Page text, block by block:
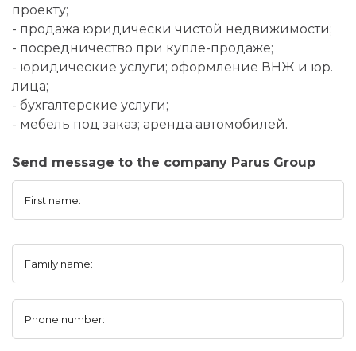
проекту;
- продажа юридически чистой недвижимости;
- посредничество при купле-продаже;
- юридические услуги; оформление ВНЖ и юр.
лица;
- бухгалтерские услуги;
- мебель под заказ; аренда автомобилей.
Send message to the company Parus Group
First name:
Family name:
Phone number: